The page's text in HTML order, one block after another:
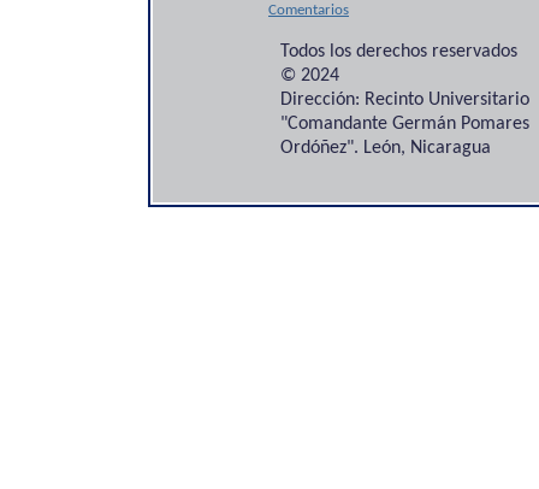
Comentarios
Todos los derechos reservados
© 2024
Dirección: Recinto Universitario
"Comandante Germán Pomares
Ordóñez". León, Nicaragua